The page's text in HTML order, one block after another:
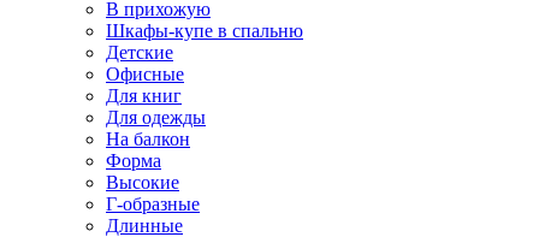
В прихожую
Шкафы-купе в спальню
Детские
Офисные
Для книг
Для одежды
На балкон
Форма
Высокие
Г-образные
Длинные